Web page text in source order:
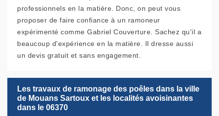
professionnels en la matière. Donc, on peut vous
proposer de faire confiance à un ramoneur
expérimenté comme Gabriel Couverture. Sachez qu'il a
beaucoup d'expérience en la matière. Il dresse aussi
un devis gratuit et sans engagement.
Les travaux de ramonage des poêles dans la ville
de Mouans Sartoux et les localités avoisinantes
dans le 06370